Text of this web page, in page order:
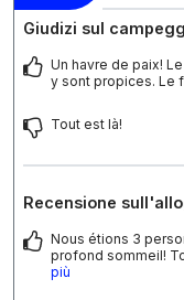
Giudizi sul
Un havre de paix!
y sont propices. Le
Tout est là!
Recensione
Nous étions 3
profond sommeil!
più